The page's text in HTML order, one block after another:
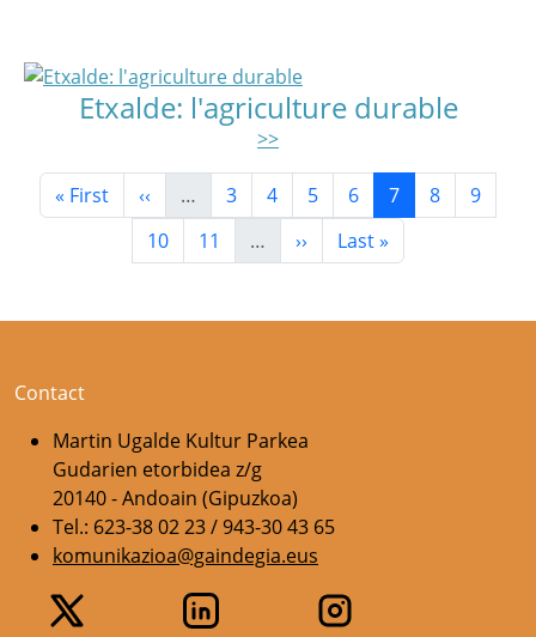
Etxalde: l'agriculture durable
>>
Pagination
Première page
« First Page précédente
‹‹ … Page
3 Page
4 Page
5 Page
6 Page courante
7 Page
8 Page
9
Page
10 Page
11 … Page suivante
›› Dernière page
Last »
Contact
Martin Ugalde Kultur Parkea
Gudarien etorbidea z/g
20140 - Andoain (Gipuzkoa)
Tel.: 623-38 02 23 / 943-30 43 65
komunikazioa@gaindegia.eus